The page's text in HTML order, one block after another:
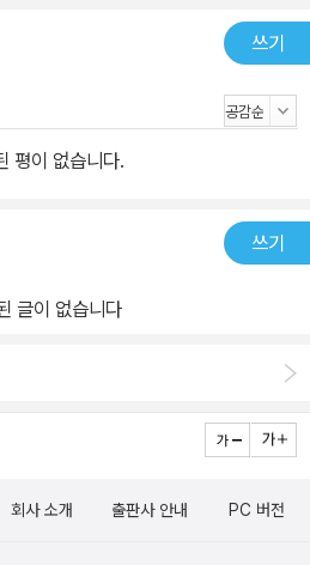
쓰기
평이 없습니다.
쓰기
글이 없습니다
회사 소개 출판사 안내 PC 버전